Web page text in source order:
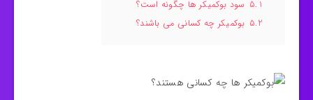
5.1 سود بوكميكر ها چگونه است؟
5.2 بوكميكر چه کسانی می باشند؟